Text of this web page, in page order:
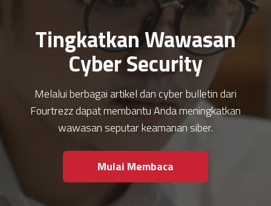
Tingkatkan Wawasan
Cyber Security
Melalui berbagai artikel dan cyber bulletin dari
Fourtrezz dapat membantu Anda meningkatkan
wawasan seputar keamanan siber.
Mulai Membaca